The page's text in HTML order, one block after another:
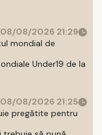
08/08/2026 21:29
mondial de
Under19 de la
08/08/2026 21:25
pregătite pentru